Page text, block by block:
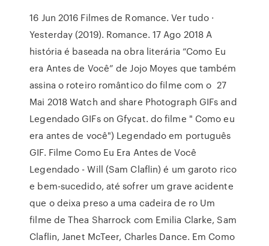
16 Jun 2016 Filmes de Romance. Ver tudo ·
Yesterday (2019). Romance. 17 Ago 2018 A
história é baseada na obra literária “Como Eu
era Antes de Você” de Jojo Moyes que também
assina o roteiro romântico do filme com o 27
Mai 2018 Watch and share Photograph GIFs and
Legendado GIFs on Gfycat. do filme " Como eu
era antes de você") Legendado em português
GIF. Filme Como Eu Era Antes de Você
Legendado - Will (Sam Claflin) é um garoto rico
e bem-sucedido, até sofrer um grave acidente
que o deixa preso a uma cadeira de ro Um
filme de Thea Sharrock com Emilia Clarke, Sam
Claflin, Janet McTeer, Charles Dance. Em Como